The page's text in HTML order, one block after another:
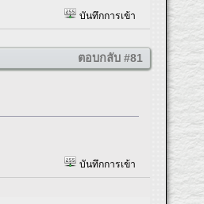
บันทึกการเข้า
ตอบกลับ #81
บันทึกการเข้า